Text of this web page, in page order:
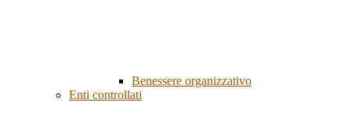
Benessere organizzativo
Enti controllati